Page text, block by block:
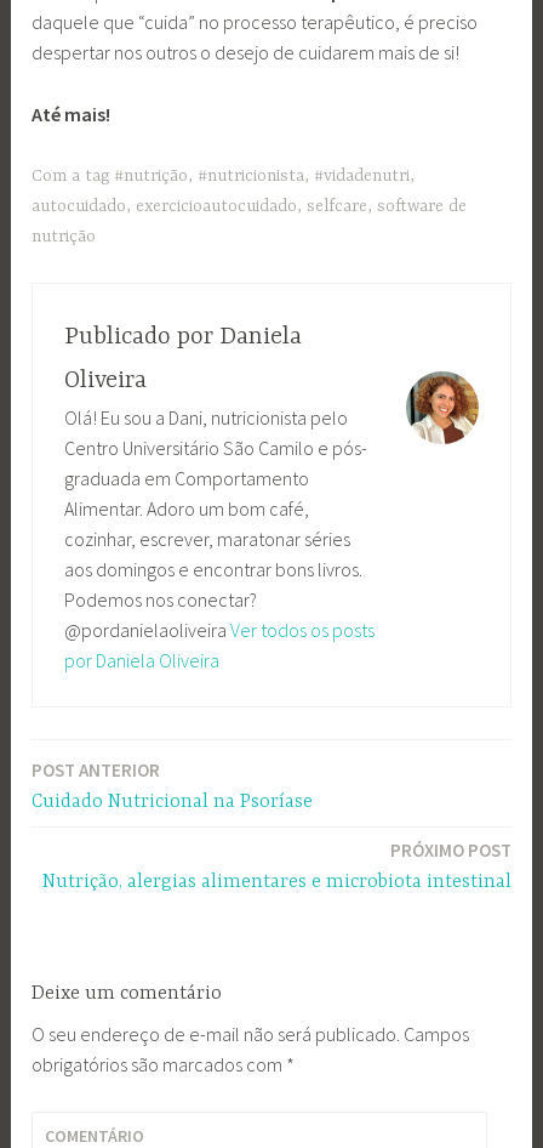
daquele que “cuida” no processo terapêutico, é preciso
despertar nos outros o desejo de cuidarem mais de si!
Até mais!
Com a tag #nutrição, #nutricionista, #vidadenutri,
autocuidado, exercicioautocuidado,selfcare,software de
nutrição
Publicado por Daniela
Oliveira
Olá! Eu sou a Dani, nutricionista pelo
Centro Universitário São Camilo e pós-
graduada em Comportamento
Alimentar. Adoro um bom café,
cozinhar, escrever, maratonar séries
aos domingos e encontrar bons livros.
Podemos nos conectar?
@pordanielaoliveira Ver todos os posts
por Daniela Oliveira
Navegação
POST ANTERIOR
Cuidado Nutricional na Psoríase
PRÓXIMO POST
Nutrição, alergias alimentares e microbiota intestinal
Deixe um comentário
O seu endereço de e-mail não será publicado. Campos
obrigatórios são marcados com *
COMENTÁRIO